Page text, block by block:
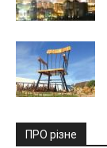
ПРО різне